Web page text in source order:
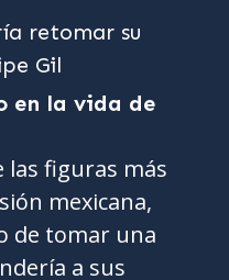
en la vida de
las figuras más
mexicana,
de tomar una
a sus